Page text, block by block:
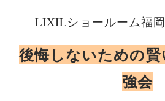
LIXILショールーム福
後悔しないための
強会